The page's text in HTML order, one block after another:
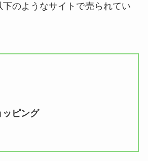
のようなサイトで売られてい
ッピング